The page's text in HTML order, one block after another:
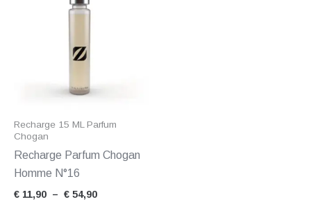
Recharge 15 ML Parfum
Chogan
Recharge Parfum Chogan
Homme N°16
€ 11,90 – € 54,90